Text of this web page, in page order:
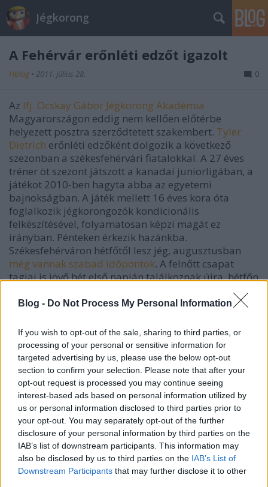
Blog - Do Not Process My Personal Information
If you wish to opt-out of the sale, sharing to third parties, or
processing of your personal or sensitive information for
targeted advertising by us, please use the below opt-out
section to confirm your selection. Please note that after your
opt-out request is processed you may continue seeing
interest-based ads based on personal information utilized by
us or personal information disclosed to third parties prior to
your opt-out. You may separately opt-out of the further
disclosure of your personal information by third parties on the
IAB’s list of downstream participants. This information may
also be disclosed by us to third parties on the IAB’s List of
Downstream Participants that may further disclose it to other
Jégkorong
A Fehérvár erőnléti edzőt igazolt
Hblog • 2011. július 28. 0
Az Ifj. Ocskay Gábor Jégkorong Akadémia
Magyarországon eddig nem kellően előtérbe
helyezett posztra szerződtetett szakembert. Tyler
Dietrich erőnléti edzőként dolgozik a következő
szezonban a székesfehérvári fiatalokkal. A 27 éves
tréner öt szezont játszott a kanadai juniorligában, a
játékot 2010-ben hagyta abba az egyetemi
bajnokságban. A játék mellett 16 éves kora óta
foglalkozik jégkorongozók kondicionális
felkészítésével, folyamatosan képzi magát ez
irányban. Pénteken érkezik hazánkba.
Székesfehérváron hétfőtől lesz jég, augusztusban
még vannak szabad időpontok. A felnőtt csapat
tagjai is jövő hét első napján találkoznak újra, hétfőn
állapotfelméréssel indul a program, a csapattagok
a második jeges hét végén, augusztus 12-én játssza
a csapat, amikor isaz EBEL-keret a farmcsapattal
gyakorol.
Címkék:fehérvár ebel farm dietrich hokiakadémia